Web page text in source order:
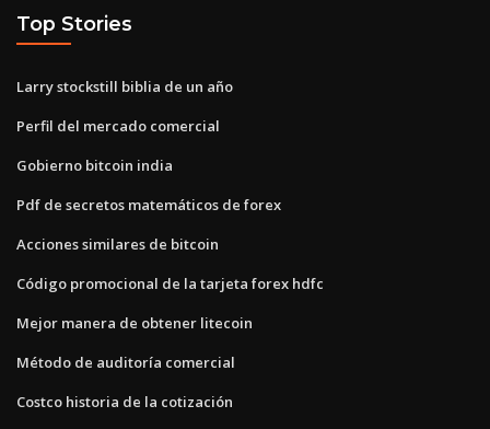
Top Stories
Larry stockstill biblia de un año
Perfil del mercado comercial
Gobierno bitcoin india
Pdf de secretos matemáticos de forex
Acciones similares de bitcoin
Código promocional de la tarjeta forex hdfc
Mejor manera de obtener litecoin
Método de auditoría comercial
Costco historia de la cotización